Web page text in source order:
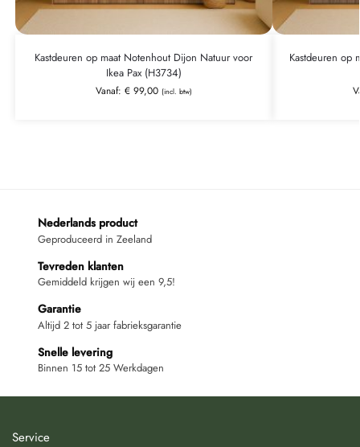
Kastdeuren op maat Notenhout Dijon Natuur voor
Ikea Pax (H3734)
Vanaf: €99,00 (incl. btw)
Kastdeuren op
Nederlands product
Geproduceerd in Zeeland
Tevreden klanten
Gemiddeld krijgen wij een 9,5!
Garantie
Altijd 2 tot 5 jaar fabrieksgarantie
Snelle levering
Binnen 15 tot 25 Werkdagen
Service